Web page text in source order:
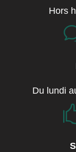
Hors
Du lundi